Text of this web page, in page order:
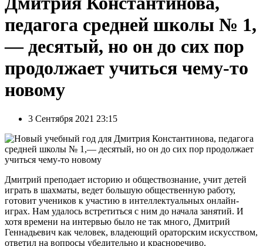
педагога средней школы № 1,
— десятый, но он до сих пор
продолжает учиться чему-то
новому
3 Сентября 2021 23:15
Дмитрий преподает историю и обществознание, учит детей
играть в шахматы, ведет большую общественную работу,
готовит учеников к участию в интеллектуальных онлайн-
играх. Нам удалось встретиться с ним до начала занятий. И
хотя времени на интервью было не так много, Дмитрий
Геннадьевич как человек, владеющий ораторским искусством,
ответил на вопросы убедительно и красноречиво.